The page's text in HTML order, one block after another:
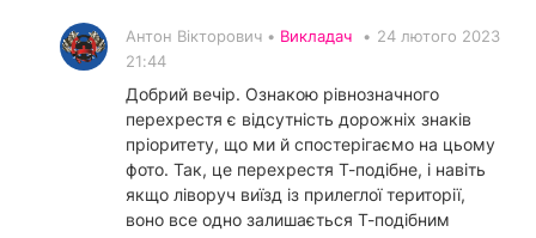
Антон Вікторович • Викладач • 24 лютого 2023
21:44
Добрий вечір. Ознакою рівнозначного
перехрестя є відсутність дорожніх знаків
пріоритету, що ми й спостерігаємо на цьому
фото. Так, це перехрестя Т-подібне, і навіть
якщо ліворуч виїзд із прилеглої території,
воно все одно залишається Т-подібним